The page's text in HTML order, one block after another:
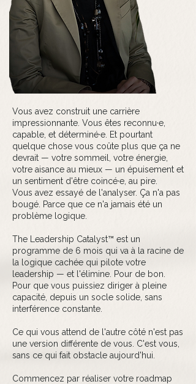
Vous avez construit une carrière
impressionnante. Vous êtes reconnu·e,
capable, et déterminé·e. Et pourtant
quelque chose vous coûte plus que ça ne
devrait — votre sommeil, votre énergie,
votre aisance au mieux — un épuisement et
un sentiment d'être coincé·e, au pire.
Vous avez essayé de l'analyser. Ça n'a pas
bougé. Parce que ce n'a jamais été un
problème logique.
The Leadership Catalyst™ est un
programme de 6 mois qui va à la racine de
la logique cachée qui pilote votre
leadership — et l'élimine. Pour de bon.
Pour que vous puissiez diriger à pleine
capacité, depuis un socle solide, sans
interférence constante.
Ce qui vous attend de l'autre côté n'est pas
une version différente de vous. C'est vous,
sans ce qui fait obstacle aujourd'hui.
Commencez par réaliser votre roadmap